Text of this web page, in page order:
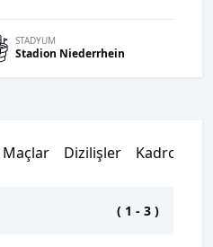
STADYUM
Stadion Niederrhein
Dizilişler Kadrolar
( 1 - 3 )